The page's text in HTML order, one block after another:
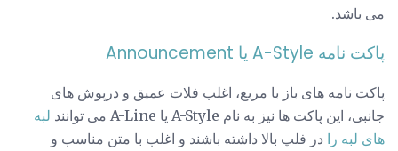
می باشد.
پاکت نامه A-Style یا Announcement
پاکت نامه های باز با مربع، اغلب فلات عمیق و درپوش های
جانبی، این پاکت ها نیز به نام A-Style یا A-Line می توانند
لبه
های لبه را در فلپ بالا داشته باشند و اغلب با متن مناسب و